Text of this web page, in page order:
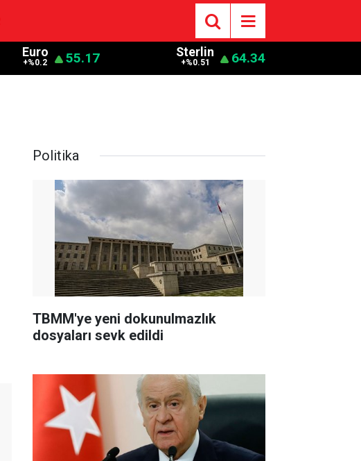
Euro
+%0.2 55.17 Sterlin
+%0.51 64.34
Politika
TBMM'ye yeni dokunulmazlık
dosyaları sevk edildi